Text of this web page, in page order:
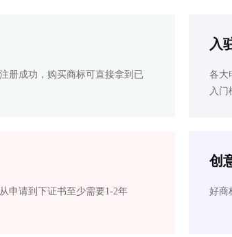
册成功，购买商标可直接拿到已
入
各大
入门
申请到下证书至少需要1-2年
创
好商